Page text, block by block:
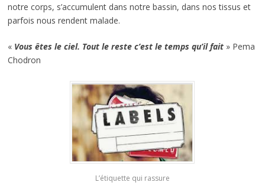
notre corps, s’accumulent dans notre bassin, dans nos tissus et
parfois nous rendent malade.
« Vous êtes le ciel. Tout le reste c’est le temps qu’il fait » Pema
Chodron
L’étiquette qui rassure